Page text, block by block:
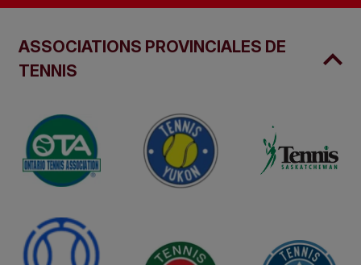
ASSOCIATIONS PROVINCIALES DE
TENNIS